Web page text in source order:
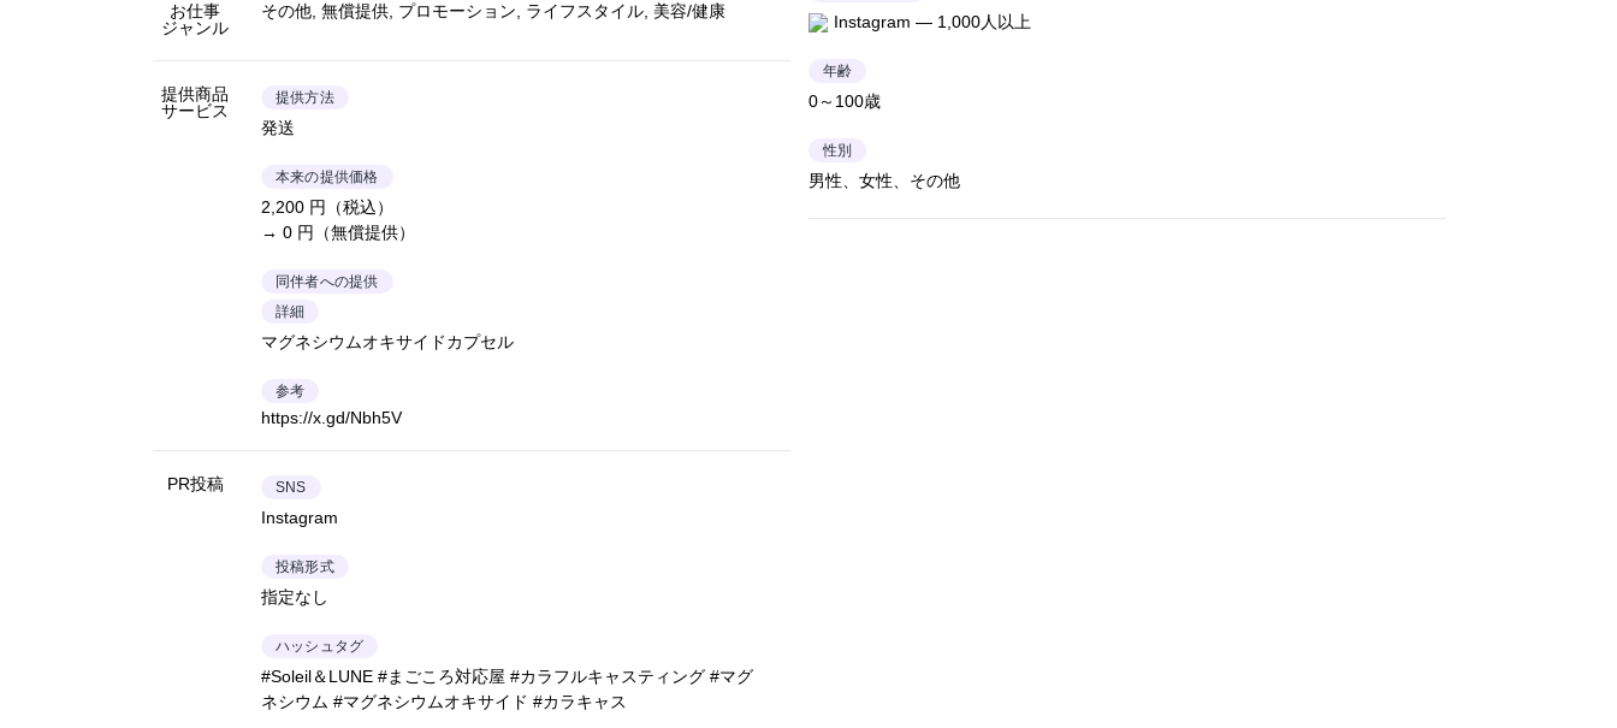
お仕事
ジャンル
その他, 無償提供, プロモーション, ライフスタイル, 美容/健康
提供商品
サービス
提供方法
発送
本来の提供価格
2,200 円（税込）
→ 0 円（無償提供）
同伴者への提供
詳細
マグネシウムオキサイドカプセル
参考
https://x.gd/Nbh5V
PR投稿 SNS
Instagram
投稿形式
指定なし
ハッシュタグ
#Soleil＆LUNE #まごころ対応屋 #カラフルキャスティング #マグ
ネシウム #マグネシウムオキサイド #カラキャス
Instagram — 1,000人以上
年齢
0～100歳
性別
男性、女性、その他